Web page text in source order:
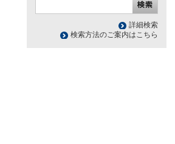
詳細検索
検索方法のご案内はこちら